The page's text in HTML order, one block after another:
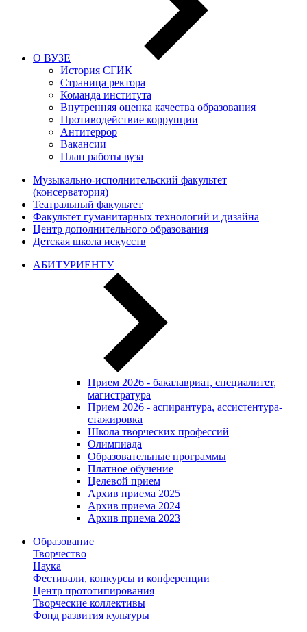
О ВУЗЕ
История СГИК
Страница ректора
Команда института
Внутренняя оценка качества образования
Противодействие коррупции
Антитеррор
Вакансии
План работы вуза
Музыкально-исполнительский факультет
(консерватория)
Театральный факультет
Факультет гуманитарных технологий и дизайна
Центр дополнительного образования
Детская школа искусств
АБИТУРИЕНТУ
Прием 2026 - бакалавриат, специалитет,
магистратура
Прием 2026 - аспирантура, ассистентура-
стажировка
Школа творческих профессий
Олимпиада
Образовательные программы
Платное обучение
Целевой прием
Архив приема 2025
Архив приема 2024
Архив приема 2023
Образование
Творчество
Наука
Фестивали, конкурсы и конференции
Центр прототипирования
Творческие коллективы
Фонд развития культуры